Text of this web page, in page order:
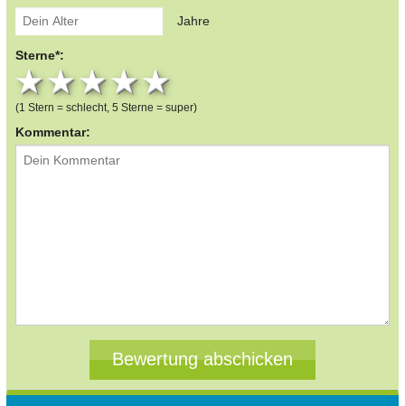
Jahre
Sterne*:
4 stars
3 stars
2 stars
1 star
(1 Stern = schlecht, 5 Sterne = super)
Kommentar: